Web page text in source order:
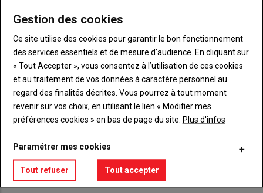
SIÈGE SOCIAL
Gestion des cookies
Ce site utilise des cookies pour garantir le bon fonctionnement
des services essentiels et de mesure d’audience. En cliquant sur
« Tout Accepter », vous consentez à l’utilisation de ces cookies
et au traitement de vos données à caractère personnel au
regard des finalités décrites. Vous pourrez à tout moment
revenir sur vos choix, en utilisant le lien « Modifier mes
préférences cookies » en bas de page du site. Plus d'infos
Paramétrer mes cookies
Tout refuser Tout accepter